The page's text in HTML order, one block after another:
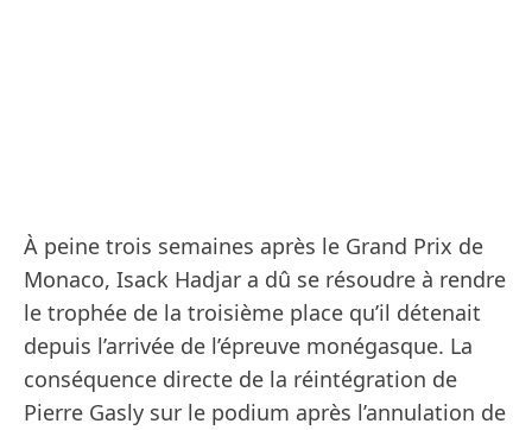
À peine trois semaines après le Grand Prix de
Monaco, Isack Hadjar a dû se résoudre à rendre
le trophée de la troisième place qu’il détenait
depuis l’arrivée de l’épreuve monégasque. La
conséquence directe de la réintégration de
Pierre Gasly sur le podium après l’annulation de